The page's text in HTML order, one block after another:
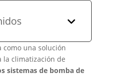
como una solución
la climatización de
sistemas de bomba de